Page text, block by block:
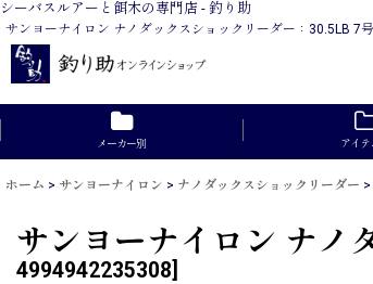
シーバスルアーと餌木の専門店 - 釣り助
サンヨーナイロン ナノダックスショックリーダー：30.5LB 7
メーカー別 アイテ
ホーム > サンヨーナイロン > ナノダックスショックリーダー >
サンヨーナイロン ナノ
4994942235308